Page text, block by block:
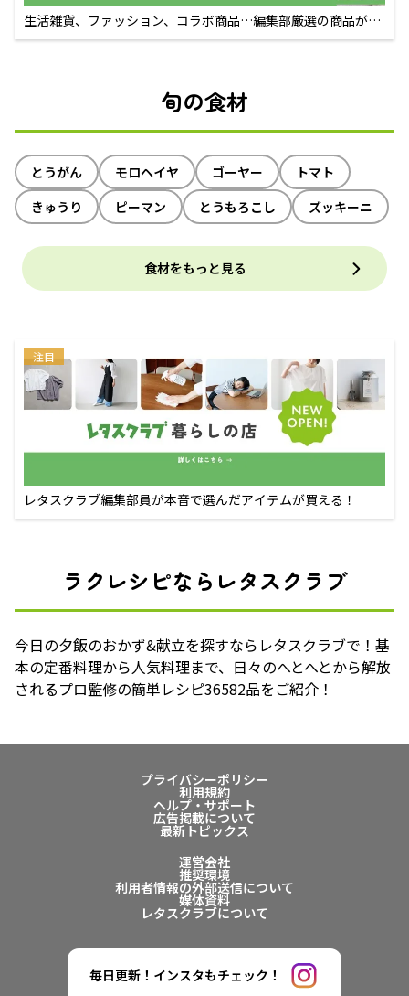
生活雑貨、ファッション、コラボ商品…編集部厳選の商品が買
えるECサイト
旬の食材
とうがん モロヘイヤ ゴーヤー
トマト
きゅうり
ピーマン とうもろこし ズッキーニ
食材をもっと見る
注目
レタスクラブ編集部員が本音で選んだアイテムが買える！
ラクレシピならレタスクラブ
今日の夕飯のおかず&献立を探すならレタスクラブで！基
本の定番料理から人気料理まで、日々のへとへとから解放
されるプロ監修の簡単レシピ36582品をご紹介！
プライバシーポリシー
利用規約
ヘルプ・サポート
広告掲載について
最新トピックス
運営会社
推奨環境
利用者情報の外部送信について
媒体資料
レタスクラブについて
毎日更新！インスタもチェック！